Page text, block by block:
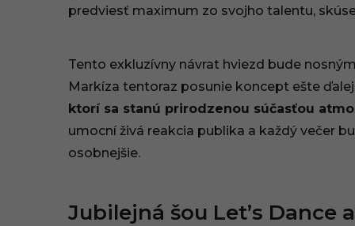
.
0
2
5
predviesť maximum zo svojho talentu,
Tento exkluzívny návrat hviezd bude
Markíza tentoraz posunie koncept ešte ďalej
ktorí sa stanú prirodzenou súčasťou
umocní živá reakcia publika a každý večer
osobnejšie.
Jubilejná šou Let’s Dance